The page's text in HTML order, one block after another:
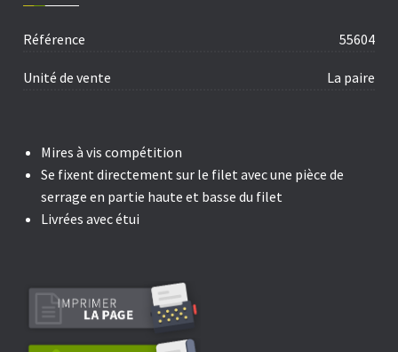
Référence 55604
Unité de vente La paire
Mires à vis compétition
Se fixent directement sur le filet avec une pièce de
serrage en partie haute et basse du filet
Livrées avec étui